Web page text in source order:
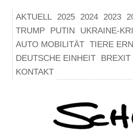
AKTUELL 2025 2024 2023
TRUMP
PUTIN UKRAINE-
AUTO MOBILITÄT TIERE
DEUTSCHE EINHEIT
BREXIT
KONTAKT